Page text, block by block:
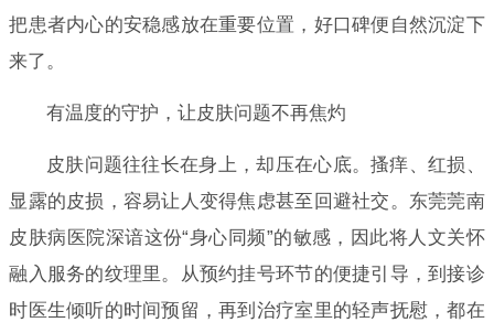
把患者内心的安稳感放在重要位置，好口碑便自然沉淀下
来了。
有温度的守护，让皮肤问题不再焦灼
皮肤问题往往长在身上，却压在心底。搔痒、红损、
显露的皮损，容易让人变得焦虑甚至回避社交。东莞莞南
皮肤病医院深谙这份“身心同频”的敏感，因此将人文关怀
融入服务的纹理里。从预约挂号环节的便捷引导，到接诊
时医生倾听的时间预留，再到治疗室里的轻声抚慰，都在